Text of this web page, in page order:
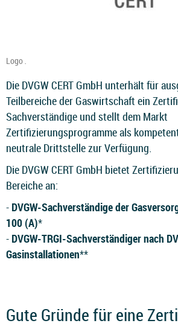
Logo
Die DVGW CERT GmbH unterhält für
Teilbereiche der Gaswirtschaft ein
Sachverständige und stellt dem Markt
Zertifizierungsprogramme als
neutrale Drittstelle zur Verfügung.
Die DVGW CERT GmbH bietet
Bereiche an:
- DVGW-Sachverständige der
100 (A)*
- DVGW-TRGI-Sachverständiger nach
Gasinstallationen**
Gute Gründe für eine